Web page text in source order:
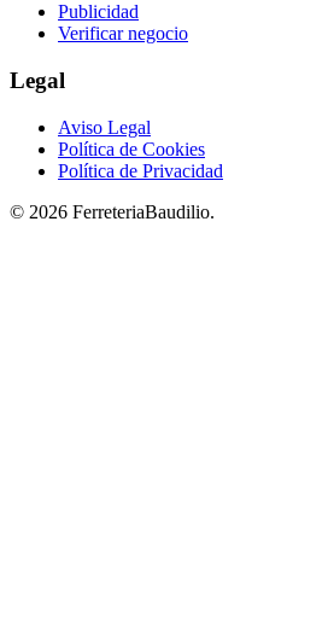
Publicidad
Verificar negocio
Legal
Aviso Legal
Política de Cookies
Política de Privacidad
© 2026 FerreteriaBaudilio.